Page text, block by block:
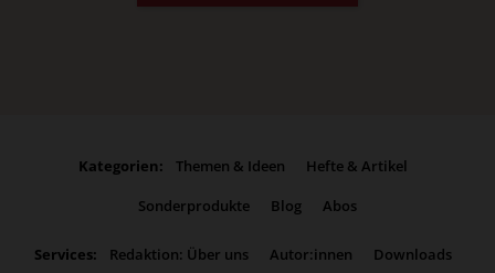
Kategorien: Themen & Ideen
Hefte & Artikel
Sonderprodukte
Blog Abos
Services: Redaktion: Über uns Autor:innen Downloads